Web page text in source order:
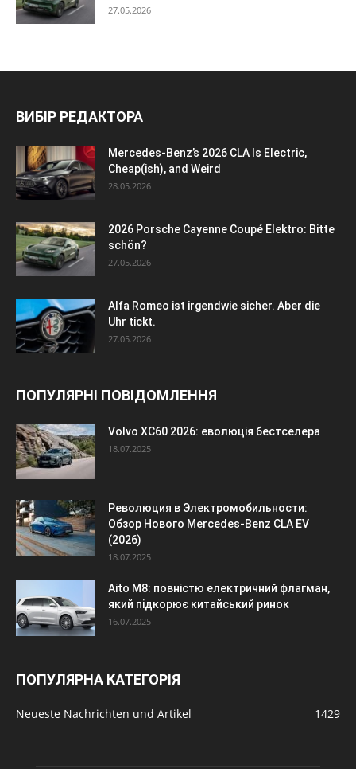
27.05.2026
ВИБІР РЕДАКТОРА
Mercedes-Benz’s 2026 CLA Is Electric,
Cheap(ish), and Weird
28.05.2026
2026 Porsche Cayenne Coupé Elektro: Bitte
schön?
27.05.2026
Alfa Romeo ist irgendwie sicher. Aber die
Uhr tickt.
27.05.2026
ПОПУЛЯРНІ ПОВІДОМЛЕННЯ
Volvo XC60 2026: еволюція бестселера
18.07.2025
Революция в Электромобильности:
Обзор Нового Mercedes-Benz CLA EV
(2026)
18.07.2025
Aito M8: повністю електричний флагман,
який підкорює китайський ринок
16.07.2025
ПОПУЛЯРНА КАТЕГОРІЯ
Neueste Nachrichten und Artikel 1429